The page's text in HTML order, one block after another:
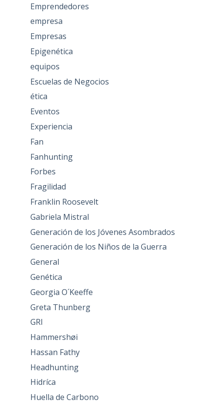
Emprendedores
empresa
Empresas
Epigenética
equipos
Escuelas de Negocios
ética
Eventos
Experiencia
Fan
Fanhunting
Forbes
Fragilidad
Franklin Roosevelt
Gabriela Mistral
Generación de los Jóvenes Asombrados
Generación de los Niños de la Guerra
General
Genética
Georgia O´Keeffe
Greta Thunberg
GRI
Hammershøi
Hassan Fathy
Headhunting
Hidríca
Huella de Carbono